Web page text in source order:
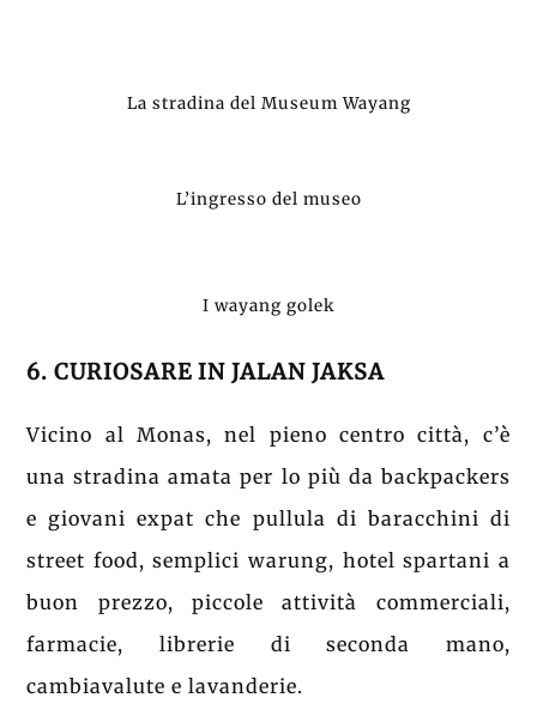
La stradina del Museum Wayang
L’ingresso del museo
I wayang golek
6. CURIOSARE IN JALAN JAKSA
Vicino al Monas, nel pieno centro città, c’è
una stradina amata per lo più da backpackers
e giovani expat che pullula di baracchini di
street food, semplici warung, hotel spartani a
buon prezzo, piccole attività commerciali,
farmacie, librerie di seconda mano,
cambiavalute e lavanderie.